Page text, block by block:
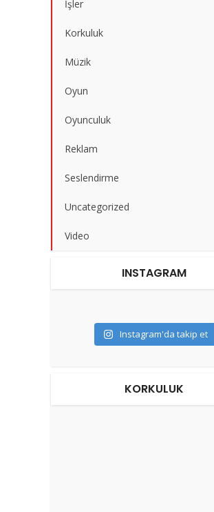
İşler
Korkuluk
Müzik
Oyun
Oyunculuk
Reklam
Seslendirme
Uncategorized
Video
INSTAGRAM
Instagram'da takip et
KORKULUK